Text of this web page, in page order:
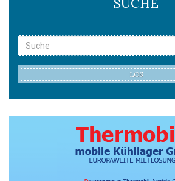
SUCHE
LOS